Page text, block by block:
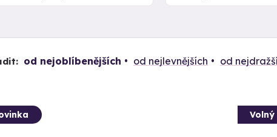
od nejoblíbenějších od nejlevnějších od
Volný